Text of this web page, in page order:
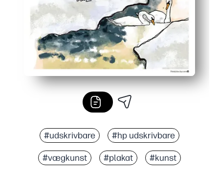
#udskrivbare #hp udskrivbare
#vægkunst #plakat #kunst